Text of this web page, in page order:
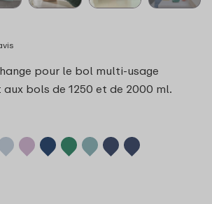
pour le bol multi-usage
bols de 1250 et de 2000 ml.